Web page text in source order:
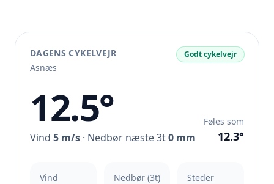
DAGENS CYKELVEJR
Asnæs
Godt cykelvejr
12.5°
Vind 5 m/s · Nedbør næste 3t0 mm
Føles som
12.3°
Vind Nedbør (3t) Steder